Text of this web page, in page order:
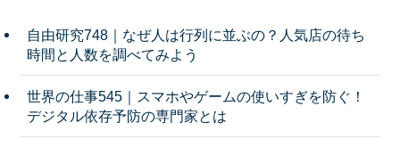
自由研究748｜なぜ人は行列に並ぶの？人気店の待ち
時間と人数を調べてみよう
世界の仕事545｜スマホやゲームの使いすぎを防ぐ！
デジタル依存予防の専門家とは